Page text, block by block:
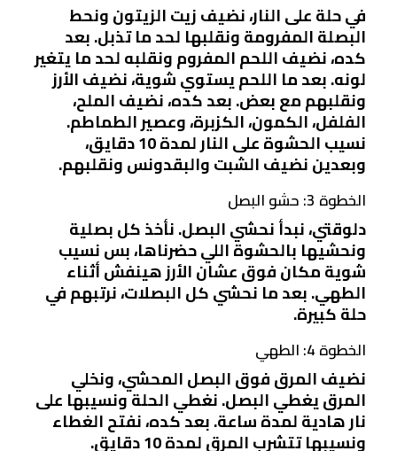
في حلة على النار، نضيف زيت الزيتون ونحط
البصلة المفرومة ونقلبها لحد ما تذبل. بعد
كده، نضيف اللحم المفروم ونقلبه لحد ما يتغير
لونه. بعد ما اللحم يستوي شوية، نضيف الأرز
ونقلبهم مع بعض. بعد كده، نضيف الملح،
الفلفل، الكمون، الكزبرة، وعصير الطماطم.
نسيب الحشوة على النار لمدة 10 دقايق،
وبعدين نضيف الشبت والبقدونس ونقلبهم.
الخطوة 3: حشو البصل
دلوقتي، نبدأ نحشي البصل. نأخذ كل بصلية
ونحشيها بالحشوة اللي حضرناها، بس نسيب
شوية مكان فوق عشان الأرز هينفش أثناء
الطهي. بعد ما نحشي كل البصلات، نرتبهم في
حلة كبيرة.
الخطوة 4: الطهي
نضيف المرق فوق البصل المحشي، ونخلي
المرق يغطي البصل. نغطي الحلة ونسيبها على
نار هادية لمدة ساعة. بعد كده، نفتح الغطاء
ونسيبها تتشرب المرق لمدة 10 دقايق.